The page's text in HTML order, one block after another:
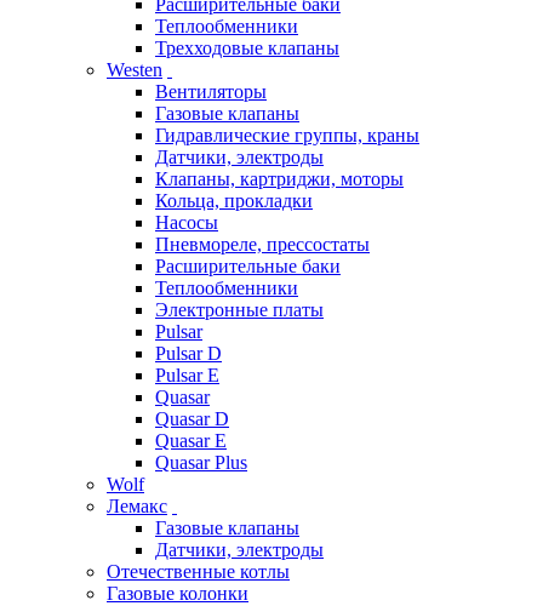
Расширительные баки
Теплообменники
Трехходовые клапаны
Westen
Вентиляторы
Газовые клапаны
Гидравлические группы, краны
Датчики, электроды
Клапаны, картриджи, моторы
Кольца, прокладки
Насосы
Пневмореле, прессостаты
Расширительные баки
Теплообменники
Электронные платы
Pulsar
Pulsar D
Pulsar E
Quasar
Quasar D
Quasar E
Quasar Plus
Wolf
Лемакс
Газовые клапаны
Датчики, электроды
Отечественные котлы
Газовые колонки